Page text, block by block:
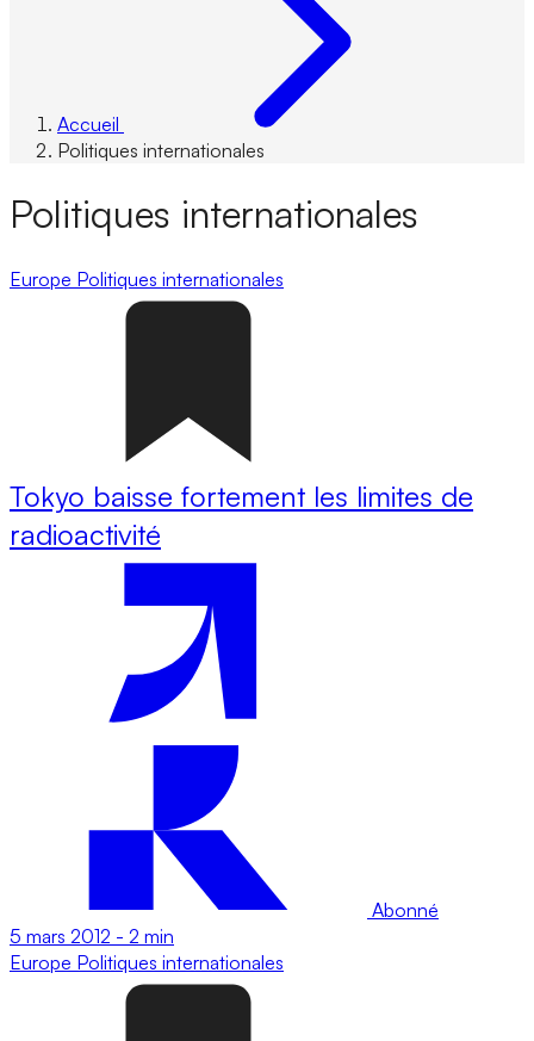
Accueil
Politiques internationales
Politiques internationales
Europe Politiques internationales
Tokyo baisse fortement les limites de
radioactivité
Abonné
5 mars 2012 - 2 min
Europe Politiques internationales